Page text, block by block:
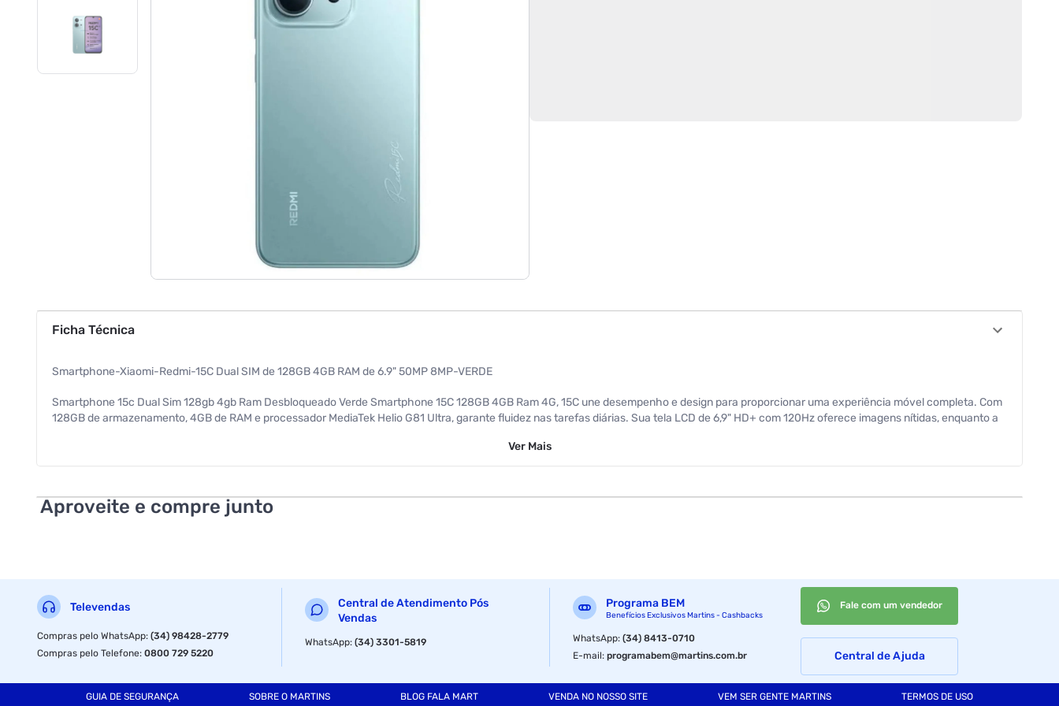
Ficha Técnica
Smartphone-Xiaomi-Redmi-15C Dual SIM de 128GB 4GB RAM de 6.9" 50MP 8MP-VERDE
Smartphone 15c Dual Sim 128gb 4gb Ram Desbloqueado Verde Smartphone 15C 128GB 4GB Ram 4G, 15C une desempenho e design para proporcionar uma experiência móvel completa. Com
128GB de armazenamento, 4GB de RAM e processador MediaTek Helio G81 Ultra, garante fluidez nas tarefas diárias. Sua tela LCD de 6,9" HD+ com 120Hz oferece imagens nítidas, enquanto a
Helio G81 Ultra (12 nm) Octa Core (Dual Core de 2.0GHz + Hexa Core de 1.8GHz) SISTEMA OPERACIONAL: Android 15 + HyperOS 2.0 TAXA DE ATUALIZAÇÃO: 120Hz BATERIA: 6.000 mAh GPU:
SD MEMÓRIA RAM: 4GB MEMÓRIA INTERNA: 128GB CÂMERA: Principal Dual: Wide de 50MP f/1.8 e Auxiliary lens + Câmera Frontal de 8MP f/2.0 TELA: LCD de 6.9" HD+, com proteção Corning
Gorilla Glass 3 SENSOR: Impressão Digital lateral - Acelerômetro - Bússola INCLUI: Adaptador de energia - Cabo USB - Capinha - Manual
Ver Mais
Aproveite e compre junto
Televendas
Compras pelo WhatsApp:(34) 98428-2779
Compras pelo Telefone:0800 729 5220
Central de Atendimento Pós
Vendas
WhatsApp:(34) 3301-5819
Programa BEM
Benefícios Exclusivos Martins - Cashbacks
WhatsApp:(34) 8413-0710
E-mail:programabem@martins.com.br
Fale com um vendedor
Central de Ajuda
GUIA DE SEGURANÇA SOBRE O MARTINS BLOG FALA MART VENDA NO NOSSO SITE VEM SER GENTE MARTINS TERMOS DE USO